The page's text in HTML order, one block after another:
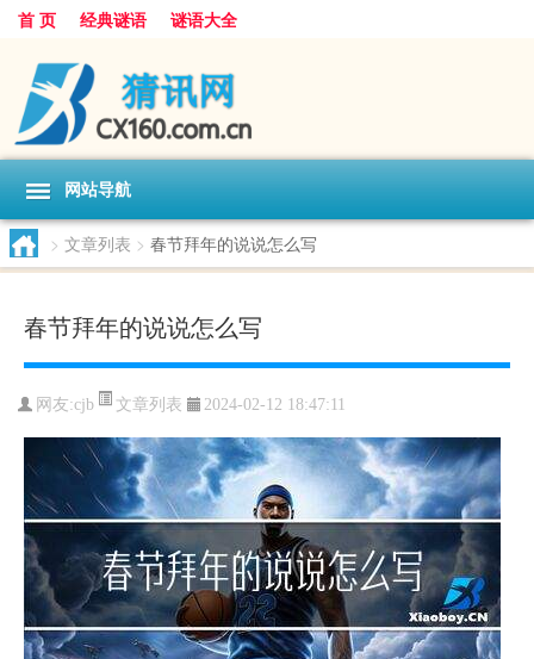
首 页 经典谜语 谜语大全
网站导航
> 文章列表 > 春节拜年的说说怎么写
春节拜年的说说怎么写
网友:cjb 文章列表 2024-02-12 18:47:11